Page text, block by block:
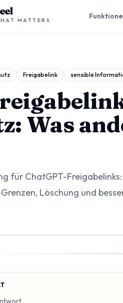
MATTERS
Freigabelink sensible
Was
für ChatGPT-
Löschung und